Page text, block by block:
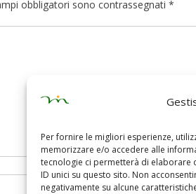
Per fornire le migliori esperienze,
memorizzare e/o accedere alle
tecnologie ci permetterà di elaborare
ID unici su questo sito. Non
negativamente su alcune
obbligatori sono contrassegnati *